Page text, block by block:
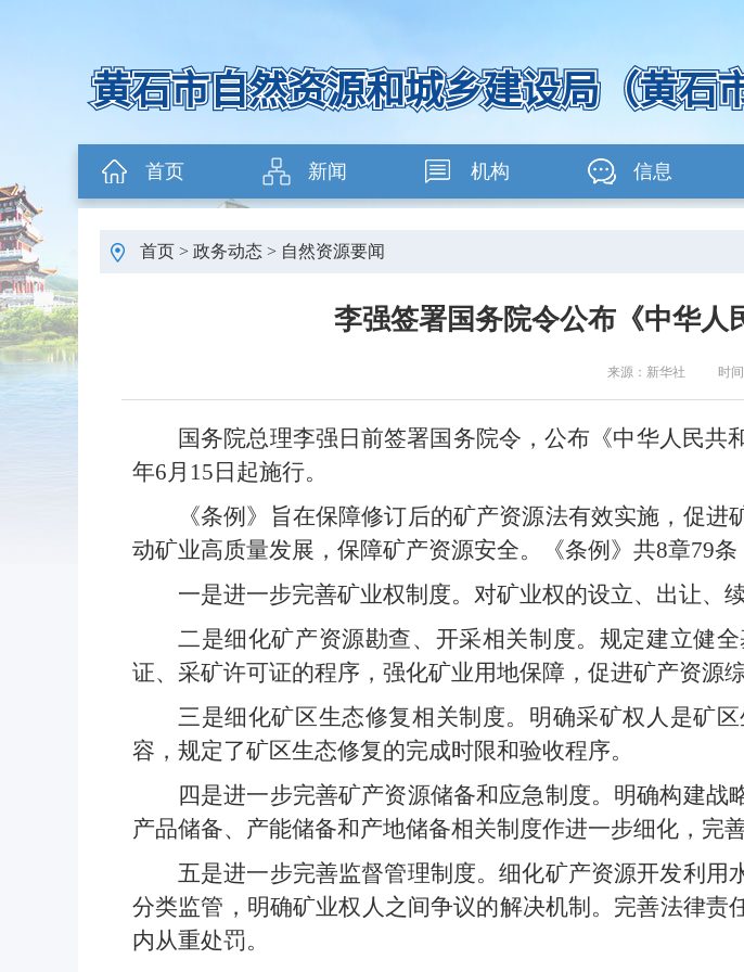
首页 新闻 机构 信息
首页 > 政务动态 > 自然资源要闻
李强签署国务院令公布《中华人
来源：新华社 时间：
国务院总理李强日前签署国务院令，公布《中华人民
年6月15日起施行。
《条例》旨在保障修订后的矿产资源法有效实施，促
动矿业高质量发展，保障矿产资源安全。《条例》共8章79条
一是进一步完善矿业权制度。对矿业权的设立、出让、
二是细化矿产资源勘查、开采相关制度。规定建立健
证、采矿许可证的程序，强化矿业用地保障，促进矿产资源
三是细化矿区生态修复相关制度。明确采矿权人是矿
容，规定了矿区生态修复的完成时限和验收程序。
四是进一步完善矿产资源储备和应急制度。明确构建
产品储备、产能储备和产地储备相关制度作进一步细化，完
五是进一步完善监督管理制度。细化矿产资源开发利
分类监管，明确矿业权人之间争议的解决机制。完善法律
内从重处罚。